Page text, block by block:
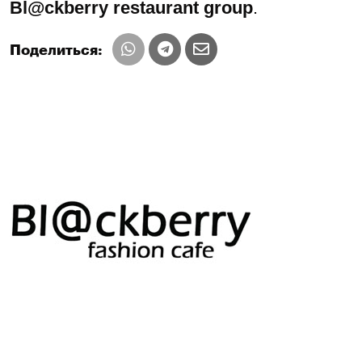
Bl@ckberry restaurant group.
Поделиться: